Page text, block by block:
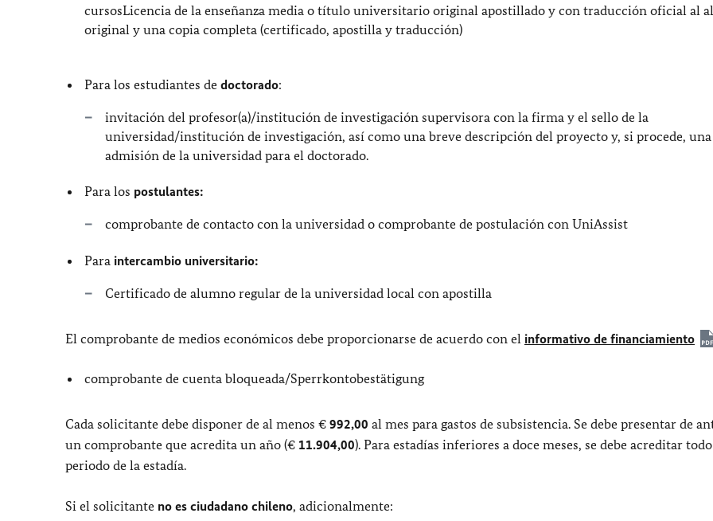
cursosLicencia de la enseñanza media o título universitario original apostillado y con traducción oficial al
original y una copia completa (certificado, apostilla y traducción)
Para losestudiantes de doctorado:
invitación del profesor(a)/institución de investigación supervisora con la firma y el sello de la
universidad/institución de investigación, así como una breve descripción del proyecto y, si procede, una
admisión de la universidad para el doctorado.
Para los postulantes:
comprobante de contacto con la universidad o comprobante de postulación con UniAssist
Para intercambio universitario:
Certificado de alumno regular de la universidad local con apostilla
El comprobante de medios económicos debe proporcionarse de acuerdo con el informativo de financiamiento
comprobante de cuenta bloqueada/Sperrkontobestätigung
Cada solicitante debe disponer de al menos € 992,00 al mes para gastos de subsistencia. Se debe presentar de
un comprobante que acredita un año (€ 11.904,00). Para estadías inferiores a doce meses, se debe acreditar
periodo de la estadía.
Si el solicitante no es ciudadano chileno, adicionalmente: